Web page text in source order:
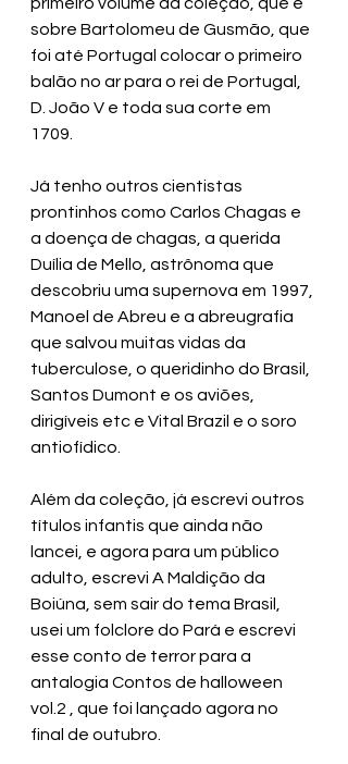
primeiro volume da coleção, que é
sobre Bartolomeu de Gusmão, que
foi até Portugal colocar o primeiro
balão no ar para o rei de Portugal,
D. João V e toda sua corte em
1709.
Já tenho outros cientistas
prontinhos como Carlos Chagas e
a doença de chagas, a querida
Duília de Mello, astrônoma que
descobriu uma supernova em 1997,
Manoel de Abreu e a abreugrafia
que salvou muitas vidas da
tuberculose, o queridinho do Brasil,
Santos Dumont e os aviões,
dirigíveis etc e Vital Brazil e o soro
antiofídico.
Além da coleção, já escrevi outros
títulos infantis que ainda não
lancei, e agora para um público
adulto, escrevi A Maldição da
Boiúna, sem sair do tema Brasil,
usei um folclore do Pará e escrevi
esse conto de terror para a
antalogia Contos de halloween
vol.2 , que foi lançado agora no
final de outubro.